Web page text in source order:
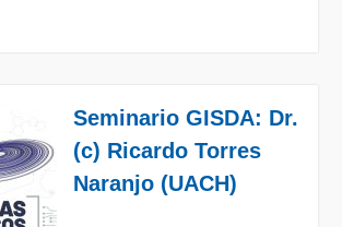
Seminario GISDA: Dr.
(c) Ricardo Torres
Naranjo (UACH)